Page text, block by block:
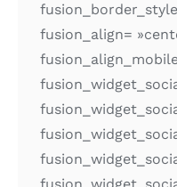
fusion_align=